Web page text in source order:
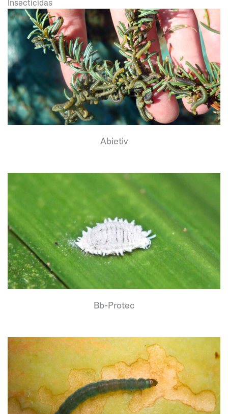
Insecticidas
Abietiv
Bb-Protec